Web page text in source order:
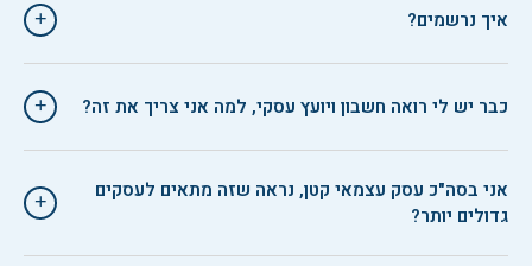
איך נרשמים? +
כבר יש לי רואה חשבון ויועץ עסקי, למה אני צריך את זה? +
אני בסה"כ עסק עצמאי קטן, נראה שזה מתאים לעסקים
גדולים יותר?
+